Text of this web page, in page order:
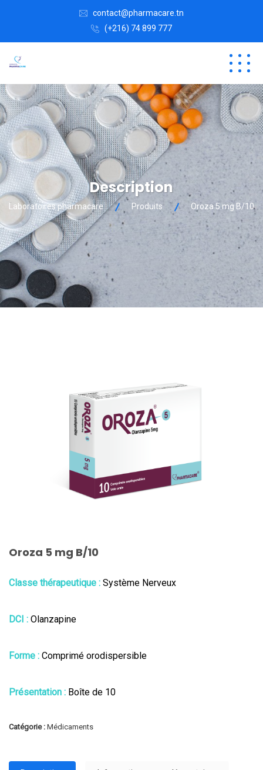
contact@pharmacare.tn
(+216) 74 899 777
Description
Laboratoires pharmacare Produits Oroza 5 mg B/10
Oroza 5 mg B/10
Classe thérapeutique : Système Nerveux
DCI : Olanzapine
Forme : Comprimé orodispersible
Présentation : Boîte de 10
Catégorie : Médicaments